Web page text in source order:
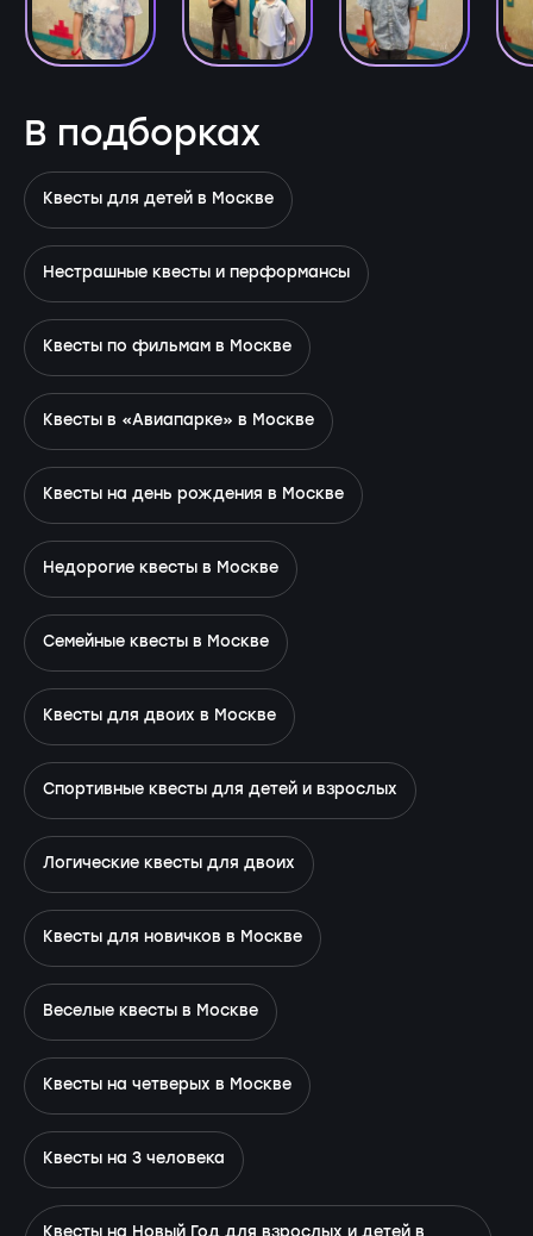
В подборках
Квесты для детей в Москве
Нестрашные квесты и перформансы
Квесты по фильмам в Москве
Квесты в «Авиапарке» в Москве
Квесты на день рождения в Москве
Недорогие квесты в Москве
Семейные квесты в Москве
Квесты для двоих в Москве
Спортивные квесты для детей и взрослых
Логические квесты для двоих
Квесты для новичков в Москве
Веселые квесты в Москве
Квесты на четверых в Москве
Квесты на 3 человека